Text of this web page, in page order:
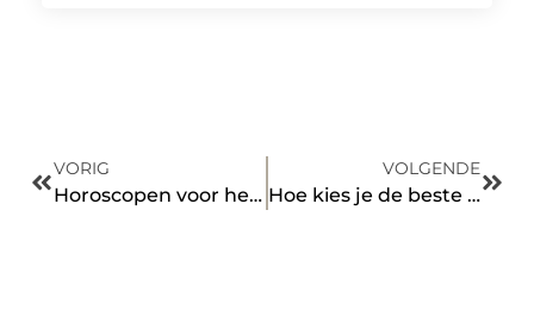
VORIG
Horoscopen voor het sterrenbeeld Tweeling komende maanden
VOLGENDE
Hoe kies je de beste daglichtlamp?